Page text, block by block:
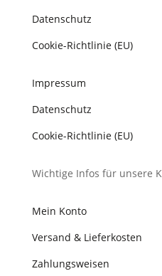
Datenschutz
Cookie-Richtlinie (EU)
Impressum
Datenschutz
Cookie-Richtlinie (EU)
Wichtige Infos für unsere
Mein Konto
Versand & Lieferkosten
Zahlungsweisen